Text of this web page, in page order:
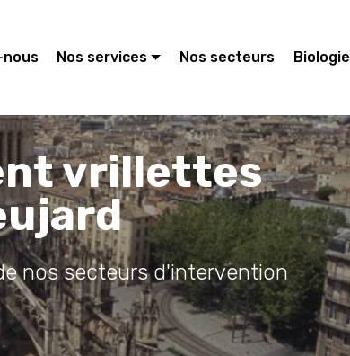
nous Nos services Nos secteurs Biologie
vrillettes
nos secteurs d'intervention